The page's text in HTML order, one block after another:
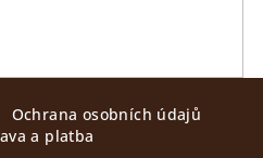
Ochrana osobních údajů
a platba